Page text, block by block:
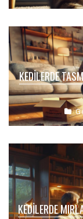
KEDILERDE
KEDILERDE